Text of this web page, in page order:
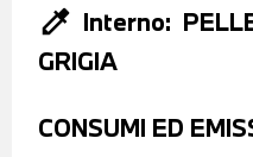
colorize Interno:
GRIGIA
CONSUMI ED